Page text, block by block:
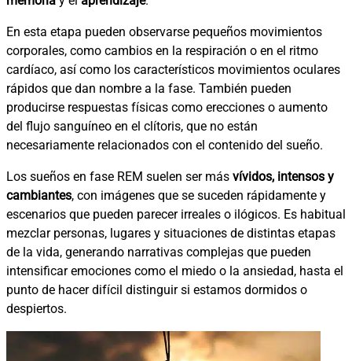
En esta etapa pueden observarse pequeños movimientos
corporales, como cambios en la respiración o en el ritmo
cardíaco, así como los característicos movimientos oculares
rápidos que dan nombre a la fase. También pueden
producirse respuestas físicas como erecciones o aumento
del flujo sanguíneo en el clítoris, que no están
necesariamente relacionados con el contenido del sueño.
Los sueños en fase REM suelen ser más vívidos, intensos y
cambiantes, con imágenes que se suceden rápidamente y
escenarios que pueden parecer irreales o ilógicos. Es habitual
mezclar personas, lugares y situaciones de distintas etapas
de la vida, generando narrativas complejas que pueden
intensificar emociones como el miedo o la ansiedad, hasta el
punto de hacer difícil distinguir si estamos dormidos o
despiertos.